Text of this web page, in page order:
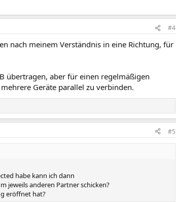
#4
nach meinem Verständnis in eine Richtung, für
übertragen, aber für einen regelmäßigen
Geräte parallel zu verbinden.
#5
habe kann ich dann
jeweils anderen Partner schicken?
eröffnet hat?